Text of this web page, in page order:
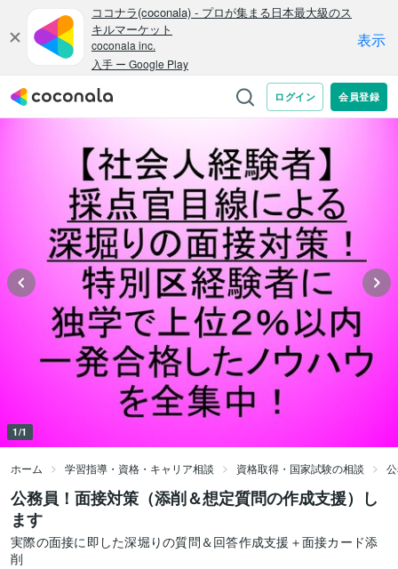
1/1
ホーム 学習指導・資格・キャリア相談 資格取得・国家試験の相談
公務員！面接対策（添削＆想定質問の作成支援）し
ます
実際の面接に即した深堀りの質問＆回答作成支援＋面接カード添
削